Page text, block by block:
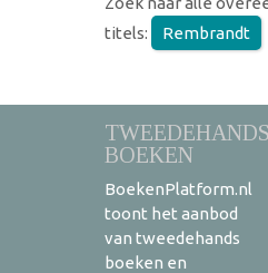
titels:
Rembrandt
TWEEDEHANDS
BOEKEN
BoekenPlatform.nl
toont het aanbod
van tweedehands
boeken en